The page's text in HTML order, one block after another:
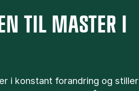
TIL MASTER I
i konstant forandring og stiller